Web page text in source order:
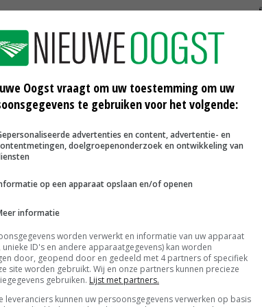
Brandweer tipt boeren: houd koeien
uit rook
Klimaatspecialist: neem elk
10-11-2018
27-10-2018
Oogst vraagt om uw toestemming om uw
te gebruiken voor het volgende:
advertenties en content, advertentie- en
doelgroepenonderzoek en ontwikkeling van
op een apparaat opslaan en/of openen
informatie
worden verwerkt en informatie van uw apparaat
unieke ID's en andere apparaatgegevens) kan worden
door, geopend door en gedeeld met 4 partners of specifiek
site worden gebruikt. Wij en onze partners kunnen precieze
gebruiken. Lijst met partners.
leveranciers kunnen uw persoonsgegevens verwerken op basis